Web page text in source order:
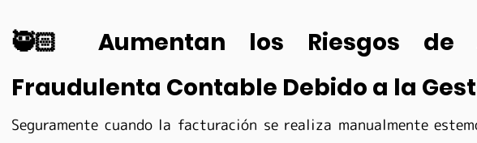
🥷🏻 Aumentan los Riesgos de
Fraudulenta Contable Debido a la
Seguramente cuando la facturación se realiza manualmente